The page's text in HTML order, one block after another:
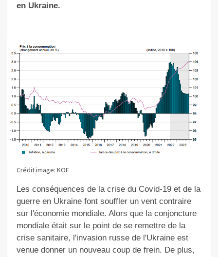
en Ukraine.
Crédit image: KOF
Les conséquences de la crise du Covid-​19 et de la
guerre en Ukraine font souffler un vent contraire
sur l'économie mondiale. Alors que la conjoncture
mondiale était sur le point de se remettre de la
crise sanitaire, l'invasion russe de l'Ukraine est
venue donner un nouveau coup de frein. De plus,